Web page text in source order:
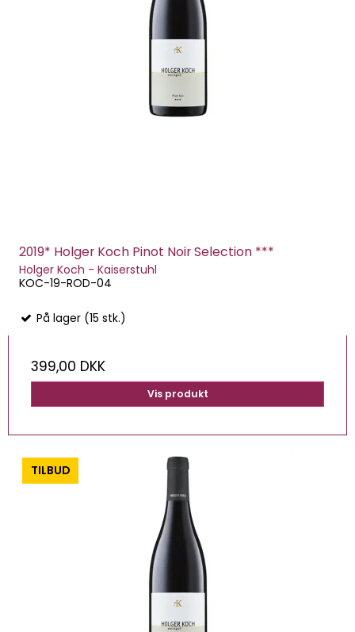
2019* Holger Koch Pinot Noir Selection ***
Holger Koch - Kaiserstuhl
KOC-19-ROD-04
På lager (15 stk.)
399,00 DKK
Vis produkt
-0%